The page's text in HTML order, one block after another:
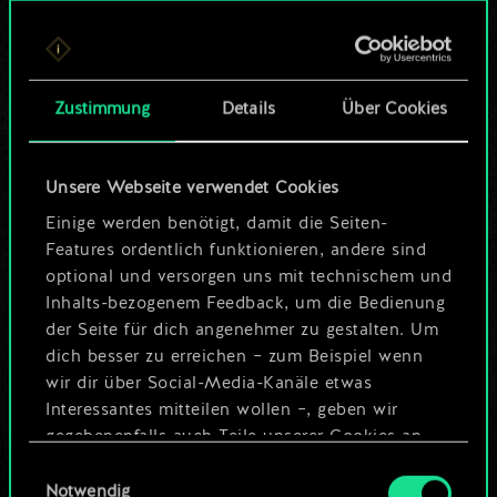
Zustimmung Details Über Cookies
Unsere Webseite verwendet Cookies
Einige werden benötigt, damit die Seiten-
Features ordentlich funktionieren, andere sind
optional und versorgen uns mit technischem und
Inhalts-bezogenem Feedback, um die Bedienung
der Seite für dich angenehmer zu gestalten. Um
dich besser zu erreichen – zum Beispiel wenn
wir dir über Social-Media-Kanäle etwas
Interessantes mitteilen wollen –, geben wir
gegebenenfalls auch Teile unserer Cookies an
Cookies erfordert allerdings deine Zustimmung.
Notwendig
Bis jetzt ist dies nur
ein geteilter Satz
Karten.
Wo es doch so viel
mehr sein kann!
Deck benennen und Leitfaden
Deck bearbeiten